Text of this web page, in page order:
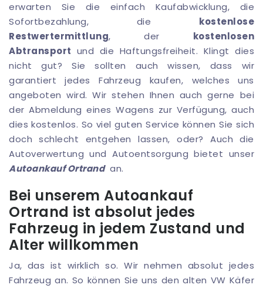
erwarten Sie die einfach Kaufabwicklung, die
Sofortbezahlung, die kostenlose
Restwertermittlung, der kostenlosen
Abtransport und die Haftungsfreiheit. Klingt dies
nicht gut? Sie sollten auch wissen, dass wir
garantiert jedes Fahrzeug kaufen, welches uns
angeboten wird. Wir stehen Ihnen auch gerne bei
der Abmeldung eines Wagens zur Verfügung, auch
dies kostenlos. So viel guten Service können Sie sich
doch schlecht entgehen lassen, oder? Auch die
Autoverwertung und Autoentsorgung bietet unser
Autoankauf Ortrandan.
Bei unserem Autoankauf
Ortrand ist absolut jedes
Fahrzeug in jedem Zustand und
Alter willkommen
Ja, das ist wirklich so. Wir nehmen absolut jedes
Fahrzeug an. So können Sie uns den alten VW Käfer